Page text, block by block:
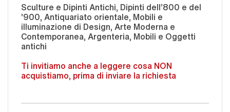
Sculture e Dipinti Antichi, Dipinti dell'800 e del
'900, Antiquariato orientale, Mobili e
illuminazione di Design, Arte Moderna e
Contemporanea, Argenteria, Mobili e Oggetti
antichi
Ti invitiamo anche a leggere cosa NON
acquistiamo, prima di inviare la richiesta